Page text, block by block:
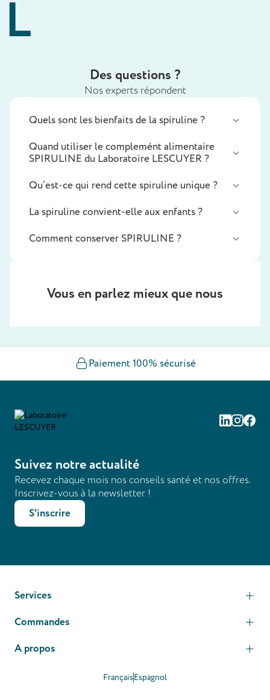
Des questions ?
Nos experts répondent
Quels sont les bienfaits de la spiruline ?
Quand utiliser le complemént alimentaire
SPIRULINE du Laboratoire LESCUYER ?
Qu’est-ce qui rend cette spiruline unique ?
La spiruline convient-elle aux enfants ?
Comment conserver SPIRULINE ?
Vous en parlez mieux que nous
Paiement 100% sécurisé
Linkedin
Suivez notre actualité
Recevez chaque mois nos conseils santé et nos offres.
Inscrivez-vous à la newsletter !
S'inscrire
Services
Commandes
A propos
FrançaisEspagnol